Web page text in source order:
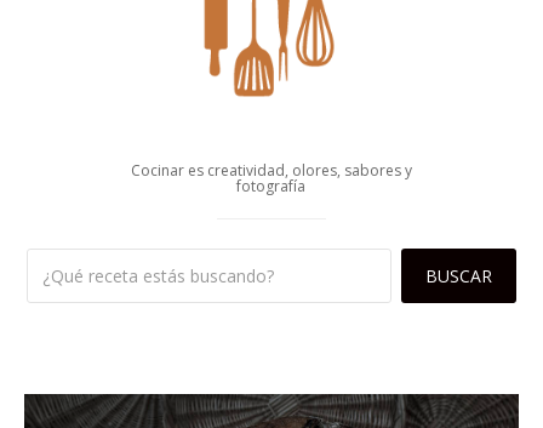
Cocinar es creatividad, olores, sabores y
fotografía